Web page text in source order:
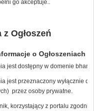
go akceptuje..
Ogłoszeń
o Ogłoszeniach
jest dostępny w domenie
jest przeznaczony wyłącznie
przez osoby prywatne.
korzystający z portalu